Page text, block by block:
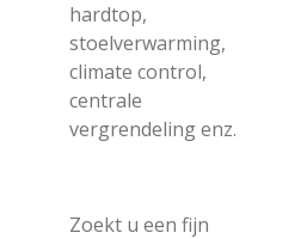
hardtop,
stoelverwarming,
climate control,
centrale
vergrendeling enz.
Zoekt u een fijn